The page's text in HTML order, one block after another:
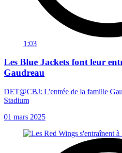
1:03
Les Blue Jackets font leur
Gaudreau
DET@CBJ: L'entrée de la famille
Stadium
01 mars 2025